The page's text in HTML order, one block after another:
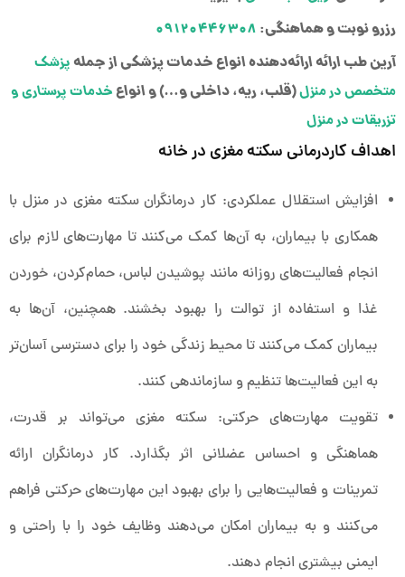
رزرو نوبت و هماهنگی:۰۹۱۲۰۴۴۶۳۰۸
آرین طب ارائه ارائه‌دهنده انواع خدمات پزشکی از جملهپزشک
متخصص در منزل(قلب، ریه، داخلی و…) و انواعخدمات پرستاری و
تزریقات در منزل
اهداف کاردرمانی سکته مغزی در خانه
افزایش استقلال عملکردی: کار درمانگران سکته مغزی در منزل با
همکاری با بیماران، به آن‌ها کمک می‌کنند تا مهارت‌های لازم برای
انجام فعالیت‌های روزانه مانند پوشیدن لباس، حمام‌کردن، خوردن
غذا و استفاده از توالت را بهبود بخشند. همچنین، آن‌ها به
بیماران کمک می‌کنند تا محیط زندگی خود را برای دسترسی آسان‌تر
به این فعالیت‌ها تنظیم و سازماندهی کنند.
تقویت مهارت‌های حرکتی: سکته مغزی می‌تواند بر قدرت،
هماهنگی و احساس عضلانی اثر بگذارد. کار درمانگران ارائه
تمرینات و فعالیت‌هایی را برای بهبود این مهارت‌های حرکتی فراهم
می‌کنند و به بیماران امکان می‌دهند وظایف خود را با راحتی و
ایمنی بیشتری انجام دهند.